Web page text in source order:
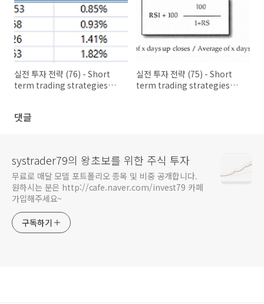
실전 투자 전략 (76) - Short
term trading strategies
실전 투자 전략 (75) - Short
term trading strategies
댓글
systrader79의 왕초보를 위한 주식 투자
무료로 매달 모델 포트폴리오 종목 및 비중 공개합니다.
원하시는 분은 http://cafe.naver.com/invest79 카페
가입해주세요~
구독하기